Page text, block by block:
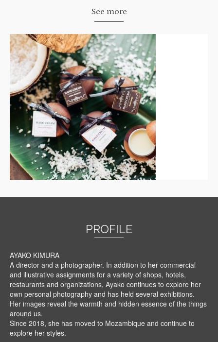
See more
PROFILE
AYAKO KIMURA
A director and a photographer. In addition to her commercial
and illustrative assignments for a variety of shops, hotels,
restaurants and organizations, Ayako continues to explore her
own personal photography and has held several exhibitions.
Her images reveal the warmth and hidden essence of the things
around us.
Since 2018, she has moved to Mozambique and continue to
explore her styles.